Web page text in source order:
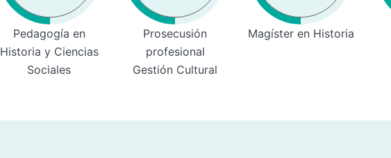
Pedagogía en
Historia y Ciencias
Sociales
Prosecusión
profesional
Gestión Cultural
Magíster en Historia